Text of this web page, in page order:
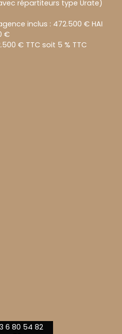
répartiteurs type Urate)
inclus : 472.500 € HAI
€
€ TTC soit 5 % TTC
6 80 54 82